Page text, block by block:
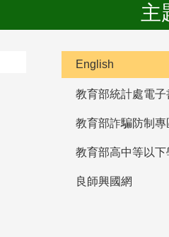
主
English
教育部統計處電子
教育部詐騙防制專
良師興國網